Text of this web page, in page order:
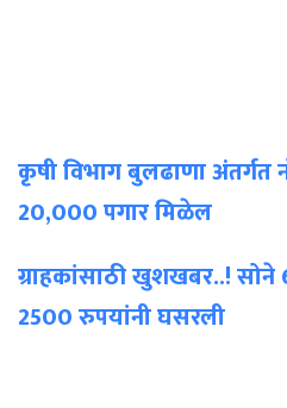
कृषी विभाग बुलढाणा अंतर्गत
20,000 पगार मिळेल
ग्राहकांसाठी खुशखबर..! सोने
2500 रुपयांनी घसरली